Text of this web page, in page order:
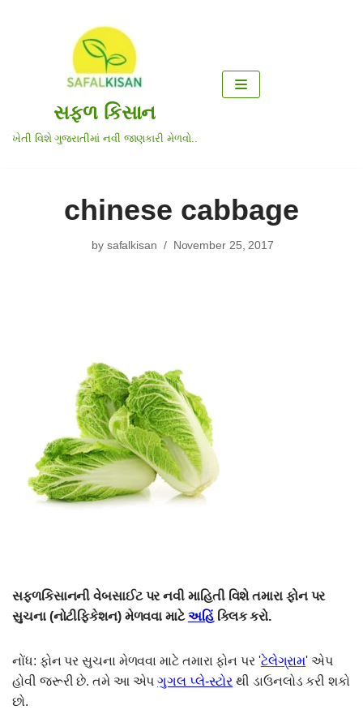
સફળ કિસાન
ખેતી વિશે ગુજરાતીમાં નવી જાણકારી મેળવો..
chinese cabbage
by safalkisan November 25, 2017
સફ્ળકિસાનની વેબસાઈટ પર નવી માહિતી વિશે તમારા ફોન પર
સુચના (નોટીફિકેશન) મેળવવા માટેઅહિંક્લિક કરો.
નોંધ: ફોન પર સુચના મેળવવા માટે તમારા ફોન પર 'ટેલેગ્રામ' એપ
હોવી જરૂરી છે. તમે આ એપગુગલ પ્લે-સ્ટોર થી ડાઉનલોડ કરી શકો
છો.